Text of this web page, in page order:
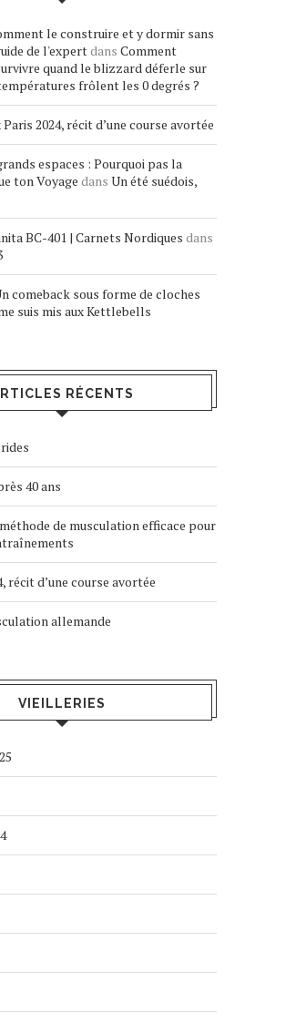
le construire et y dormir sans
de l'expertdans Comment
quand le blizzard déferle sur
frôlent les 0 degrés ?
2024, récit d’une course avortée
espaces : Pourquoi pas la
ton Voyage dans Un été suédois,
BC-401 | Carnets Nordiques dans
comeback sous forme de cloches
suis mis aux Kettlebells
RÉCENTS
40 ans
de musculation efficace pour
récit d’une course avortée
allemande
VIEILLERIES